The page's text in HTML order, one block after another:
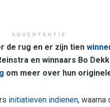
ADVERTENTIE
de rug en er zijn tien
en winnaars Bo
om meer over hun
initiatieven indienen,